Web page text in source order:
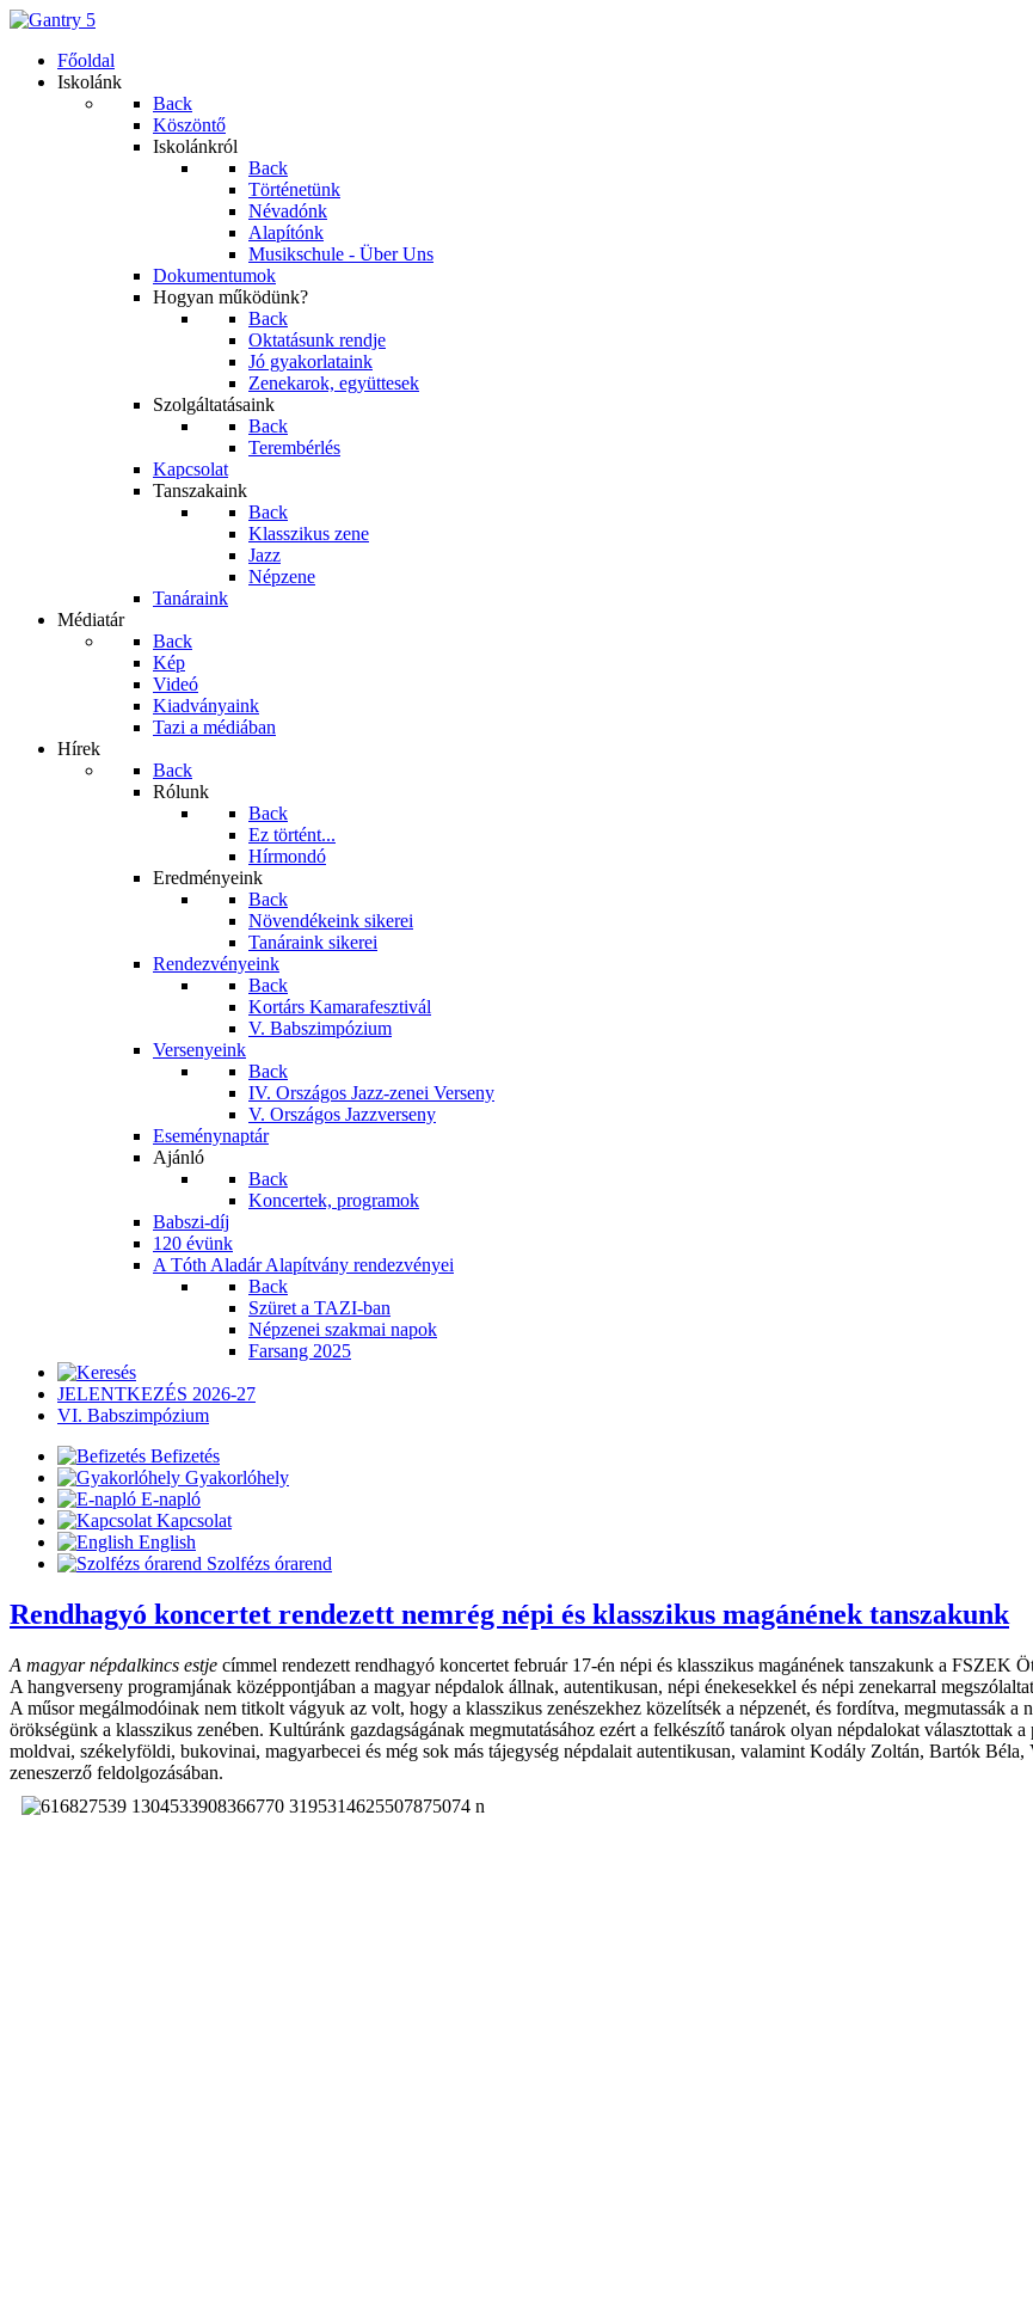
Főoldal
Iskolánk
Back
Köszöntő
Iskolánkról
Back
Történetünk
Névadónk
Alapítónk
Musikschule - Über Uns
Dokumentumok
Hogyan működünk?
Back
Oktatásunk rendje
Jó gyakorlataink
Zenekarok, együttesek
Szolgáltatásaink
Back
Terembérlés
Kapcsolat
Tanszakaink
Back
Klasszikus zene
Jazz
Népzene
Tanáraink
Médiatár
Back
Kép
Videó
Kiadványaink
Tazi a médiában
Hírek
Back
Rólunk
Back
Ez történt...
Hírmondó
Eredményeink
Back
Növendékeink sikerei
Tanáraink sikerei
Rendezvényeink
Back
Kortárs Kamarafesztivál
V. Babszimpózium
Versenyeink
Back
IV. Országos Jazz-zenei Verseny
V. Országos Jazzverseny
Eseménynaptár
Ajánló
Back
Koncertek, programok
Babszi-díj
120 évünk
A Tóth Aladár Alapítvány rendezvényei
Back
Szüret a TAZI-ban
Népzenei szakmai napok
Farsang 2025
JELENTKEZÉS 2026-27
VI. Babszimpózium
Befizetés
Gyakorlóhely
E-napló
Kapcsolat
English
Szolfézs órarend
Rendhagyó koncertet rendezett nemrég népi és klasszikus magánének tanszakunk
A magyar népdalkincs estje címmel rendezett rendhagyó koncertet február 17-én népi és klasszikus magánének tanszakunk a FSZEK
A hangverseny programjának középpontjában a magyar népdalok állnak, autentikusan, népi énekesekkel és népi zenekarral
A műsor megálmodóinak nem titkolt vágyuk az volt, hogy a klasszikus zenészekhez közelítsék a népzenét, és fordítva, megmutassák
örökségünk a klasszikus zenében. Kultúránk gazdagságának megmutatásához ezért a felkészítő tanárok olyan népdalokat választottak
moldvai, székelyföldi, bukovinai, magyarbecei és még sok más tájegység népdalait autentikusan, valamint Kodály Zoltán, Bartók
zeneszerző feldolgozásában.